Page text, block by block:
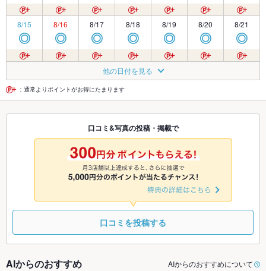
8/15
◎
8/16
◎
8/17
◎
8/18
◎
8/19
◎
8/20
◎
8/21
◎
◎ ◎
8/24
◎
8/25
◎
8/26
◎ ◎ ◎
8/29 8/30 8/31
◎
9/1
◎
9/2
◎
9/3 9/4
9/7
◎
9/8
◎
9/9
◎
9/10
他の日付を見る
：通常よりポイントがお得にたまります
口コミ&写真の投稿・掲載で
口コミを投稿する
AIからのおすすめ AIからのおすすめについて